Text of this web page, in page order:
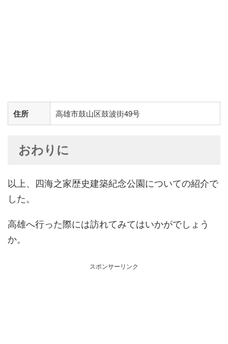
住所 高雄市鼓山区鼓波街49号
おわりに
以上、四海之家歴史建築紀念公園についての紹介で
した。
高雄へ行った際には訪れてみてはいかがでしょう
か。
スポンサーリンク